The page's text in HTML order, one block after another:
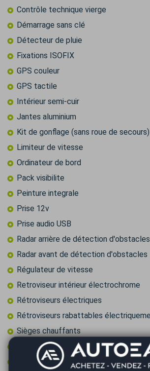
Contrôle technique vierge
Démarrage sans clé
Détecteur de pluie
Fixations ISOFIX
GPS couleur
GPS tactile
Intérieur semi-cuir
Jantes aluminium
Kit de gonflage (sans roue de secours)
Limiteur de vitesse
Ordinateur de bord
Pack visibilite
Peinture integrale
Prise 12v
Prise audio USB
Radar arrière de détection d'obstacles
Radar avant de détection d'obstacles
Régulateur de vitesse
Retroviseur intérieur électrochrome
Rétroviseurs électriques
Rétroviseurs rabattables
Sièges chauffants
Start & Stop
Suspension pilotée